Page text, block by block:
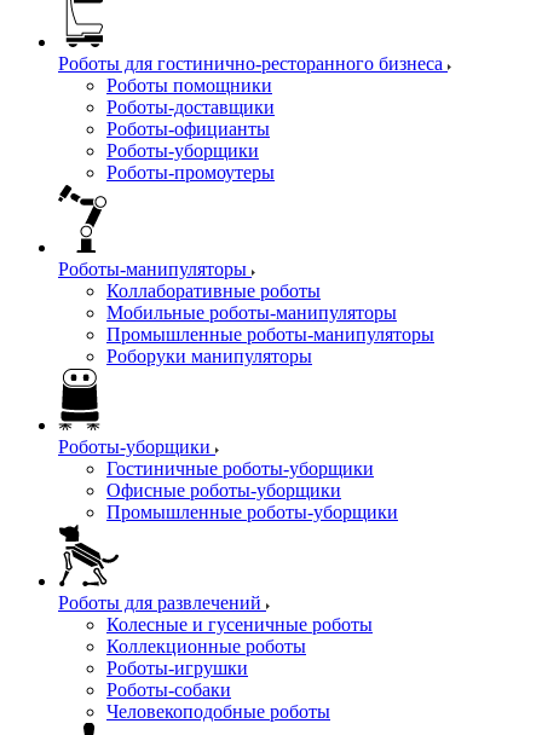
Роботы для гостинично-ресторанного бизнеса
Роботы помощники
Роботы-доставщики
Роботы-официанты
Роботы-уборщики
Роботы-промоутеры
Роботы-манипуляторы
Коллаборативные роботы
Мобильные роботы-манипуляторы
Промышленные роботы-манипуляторы
Роборуки манипуляторы
Роботы-уборщики
Гостиничные роботы-уборщики
Офисные роботы-уборщики
Промышленные роботы-уборщики
Роботы для развлечений
Колесные и гусеничные роботы
Коллекционные роботы
Роботы-игрушки
Роботы-собаки
Человекоподобные роботы